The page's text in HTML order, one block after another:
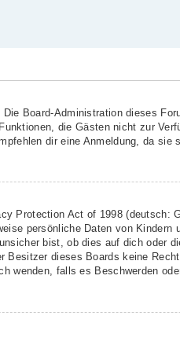
Board-Administration dieses
die Gästen nicht zur
dir eine Anmeldung, da sie
Protection Act of 1998
persönliche Daten von
bist, ob dies auf dich
Besitzer dieses Boards keine
wenden, falls es Beschwerden